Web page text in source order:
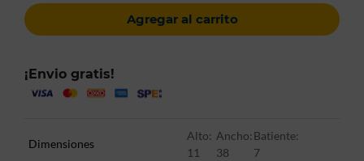
Agregar al carrito
¡Envio gratis!
Dimensiones
Alto:
11
Ancho:
38
Batiente:
7